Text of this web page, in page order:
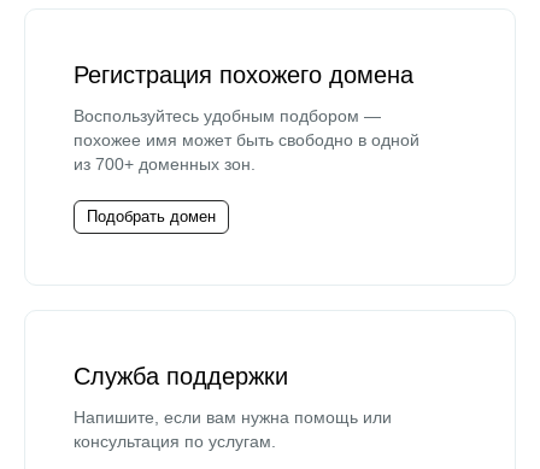
Регистрация похожего домена
Воспользуйтесь удобным подбором —
похожее имя может быть свободно в одной
из 700+ доменных зон.
Подобрать домен
Служба поддержки
Напишите, если вам нужна помощь или
консультация по услугам.